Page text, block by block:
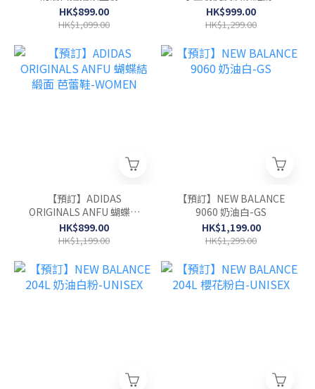
HK$899.00
HK$1,099.00
WOMEN
HK$999.00
HK$1,299.00
【預訂】ADIDAS
ORIGINALS ANFU 蝴蝶結
緞面 芭蕾鞋-WOMEN
HK$899.00
HK$1,199.00
【預訂】NEW BALANCE
9060 奶油白-GS
HK$1,199.00
HK$1,299.00